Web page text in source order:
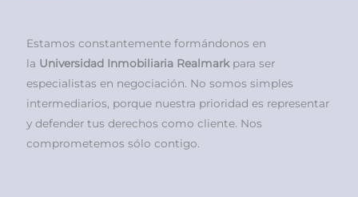
Estamos constantemente formándonos en
la Universidad Inmobiliaria Realmarkpara ser
especialistas en negociación. No somos simples
intermediarios, porque nuestra prioridad es representar
y defender tus derechos como cliente. Nos
comprometemos sólo contigo.